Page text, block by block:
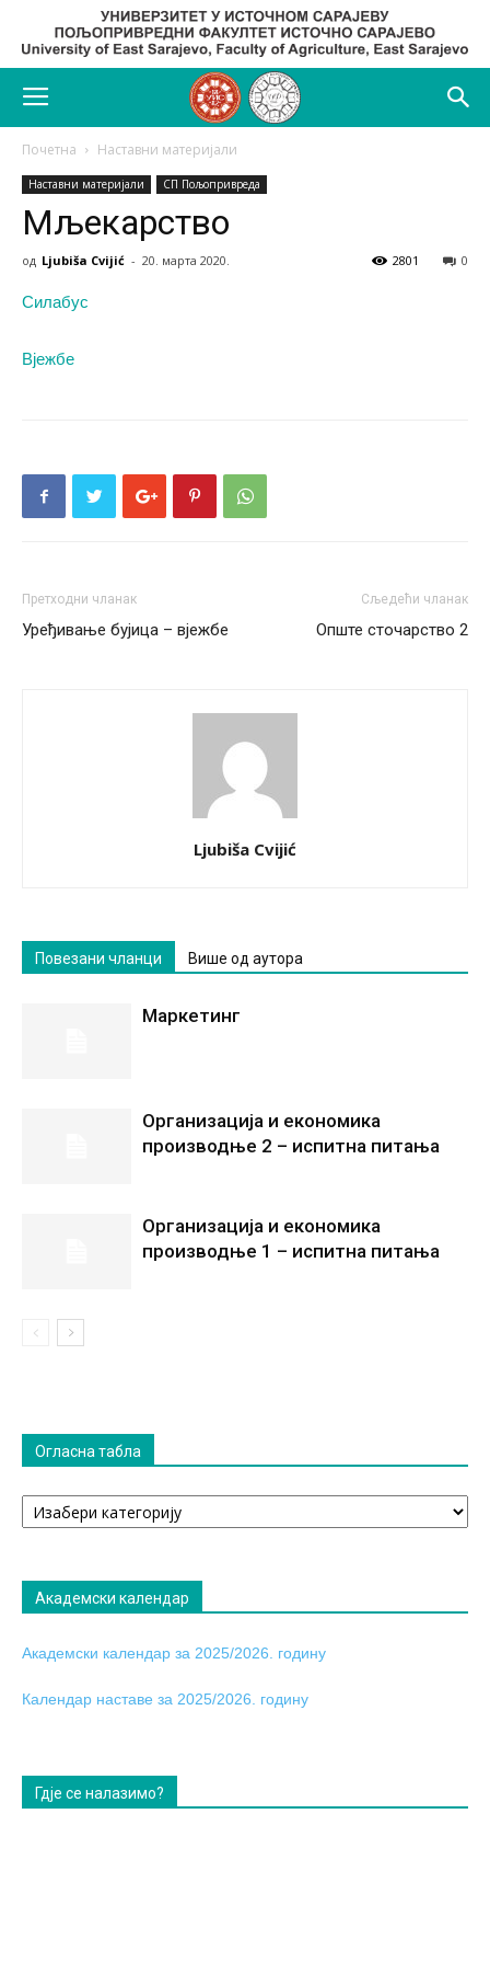
Почетна Наставни материјали
Наставни материјали СП Пољопривреда
Мљекарство
од Ljubiša Cvijić - 20. марта 2020. 0
2801
Силабус
Вјежбе
Претходни чланак
Уређивање бујица – вјежбе
Сљедећи чланак
Опште сточарство 2
Ljubiša Cvijić
Повезани чланци Више од аутора
Маркетинг
Организација и економика
производње 2 – испитна питања
Организација и економика
производње 1 – испитна питања
Огласна табла
Огласна
табла
Академски календар
Академски календар за 2025/2026. годину
Календар наставе за 2025/2026. годину
Гдје се налазимо?